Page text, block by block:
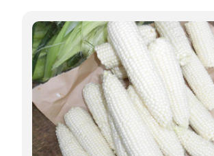
j
i
i
K
a
z
e
P